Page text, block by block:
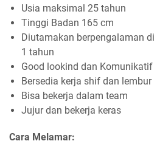
Usia maksimal 25 tahun
Tinggi Badan 165 cm
Diutamakan berpengalaman
1 tahun
Good lookind dan Komunikatif
Bersedia kerja shif dan lembur
Bisa bekerja dalam team
Jujur dan bekerja keras
Cara Melamar: